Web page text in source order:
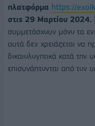
πλατφόρμα https://
στις 29 Μαρτίου 2024.
συμμετάσχουν μόνο τα
αυτά δεν χρειάζεται να
δικαιολογητικά κατά
επισυνάπτονται από τον